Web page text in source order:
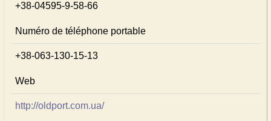
+38-04595-9-58-66
Numéro de téléphone portable
+38-063-130-15-13
Web
http://oldport.com.ua/